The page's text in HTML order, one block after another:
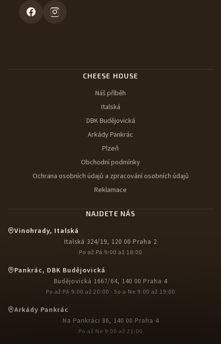
CHEESE HOUSE
Náš příběh
Italská
DBK Budějovická
Arkády Pankrác
Plzeň
Obchodní podmínky
Ochrana osobních údajů a zpracování osobních údajů
Reklamace
NAJDETE NÁS
Vinohrady, Italská
Italská 324/19, 120 00 Praha 2
Po až Pá 9:00 až 18:00
Pankrác, DBK Budějovická
Budějovická 1667/64, 140 00 Praha 4
Po až Pá 9:00 až 20:00 · So a Ne 9:00 až 19:00
Arkády Pankrác
Na Pankráci 86, 140 00 Praha 4
Po až Ne 9:00 až 21:00